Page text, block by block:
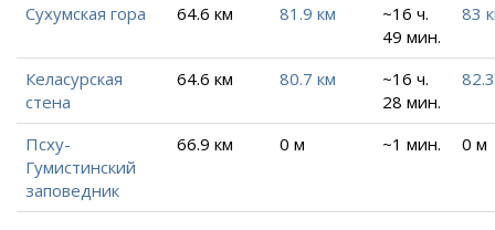
Сухумская гора 64.6 км 81.9 км
~16 ч.
49 мин.
83
Келасурская
стена
64.6 км 80.7 км
~16 ч.
28 мин.
Псху-
Гумистинский
заповедник
66.9 км 0 м ~1 мин. 0 м